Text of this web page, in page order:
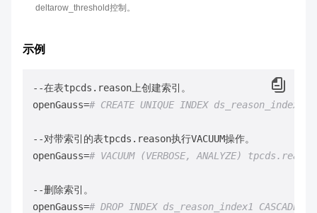
deltarow_threshold控制。
示例
--在表tpcds.reason上创建索引。
openGauss=# CREATE UNIQUE INDEX
--对带索引的表tpcds.reason执行VACUUM操作。
openGauss=# VACUUM (VERBOSE, ANALYZE)
--删除索引。
openGauss=# DROP INDEX ds_reason_index1 CASCADE;